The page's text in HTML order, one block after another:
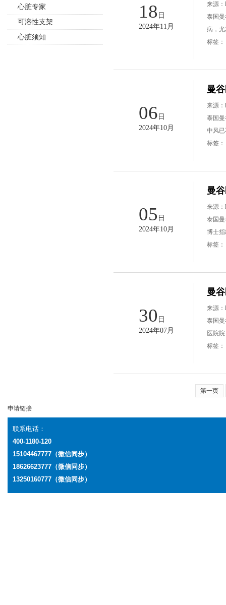
心脏专家
可溶性支架
心脏须知
18 日
2024年11月
来源：
泰国曼
病，
标签：
06 日
2024年10月
曼
来源：
泰国
中风
标签：
05 日
2024年10月
曼
来源：
泰国
博士
标签：
30 日
2024年07月
曼
来源：
泰国
医院
标签：
第一页
申请链接
联系电话：
400-1180-120
15104467777（微信同步）
18626623777 （微信同步）
13250160777 （微信同步）